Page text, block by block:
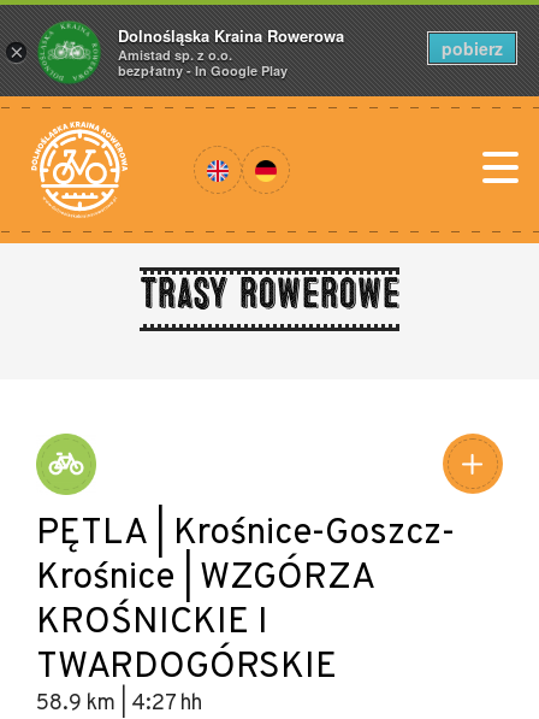
Trasy rowerowe
PĘTLA | Krośnice-Goszcz-
Krośnice | WZGÓRZA
KROŚNICKIE I
TWARDOGÓRSKIE
58.9 km | 4:27 hh
×
Dolnośląska Kraina Rowerowa
Amistad sp. z o.o.
bezpłatny - In Google Play
pobierz